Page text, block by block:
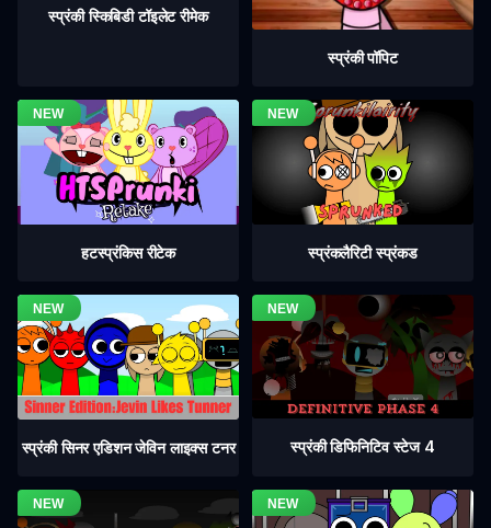
स्प्रंकी स्किबिडी टॉइलेट रीमेक
स्प्रंकी पॉपिट
हटस्प्रंकिस रीटेक स्प्रंकलैरिटी स्प्रंकड
स्प्रंकी सिनर एडिशन जेविन लाइक्स टनर स्प्रंकी डिफिनिटिव स्टेज 4